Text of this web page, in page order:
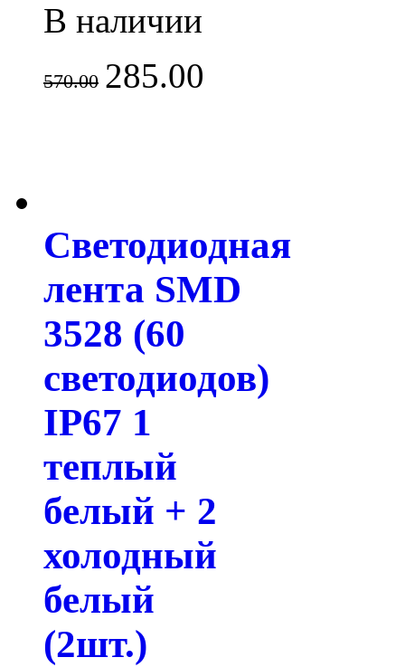
В наличии
570.00 285.00
Светодиодная
лента SMD
3528 (60
светодиодов)
IP67 1
теплый
белый + 2
холодный
белый
(2шт.)